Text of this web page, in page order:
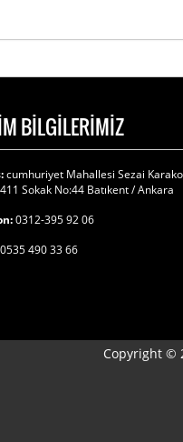
BİLGİLERİMİZ
cumhuriyet Mahallesi Sezai
Sokak No:44 Batıkent / Ankara
0312-395 92 06
0535 490 33 66
Copyright ©